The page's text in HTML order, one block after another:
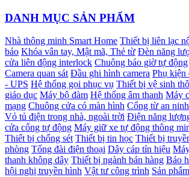
DANH MỤC SẢN PHẨM
Nhà thông minh Smart Home Thiết bị liên lạc
báo Khóa vân tay, Mật mã, Thẻ từ Đèn năng
cửa liên động interlock Chuông báo giờ tự động
Camera quan sát Đầu ghi hình camera Phụ kiện
- UPS Hệ thống gọi phục vụ Thiết bị vệ sinh
giáo dục Máy bộ đàm Hệ thống âm thanh Máy
mạng Chuông cửa có màn hình Cổng từ an ninh
Vỏ tủ điện trong nhà, ngoài trời Điện năng
cửa cổng tự động Máy giữ xe tự động thông
Thiết bị chống sét Thiết bị tin học Thiết bị
phòng Tổng đài điện thoại Dây cáp tín hiệu
thanh không dây Thiết bị ngành bán hàng Bảo
hội nghị truyền hình Vật tư công trình Sản